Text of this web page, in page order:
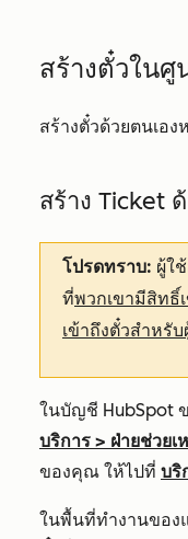
สร้างตั๋วในศู
สร้างตั๋วด้วยตนเอ
สร้าง Ticket
โปรดทราบ: ผู้ใ
ที่พวกเขามีสิทธิ์
เข้าถึงตั๋วสำหรั
ในบัญชี HubSpot
บริการ > ฝ่ายช่วยเ
ของคุณ ให้ไปที่ บริ
ในพื้นที่ทำงานของ